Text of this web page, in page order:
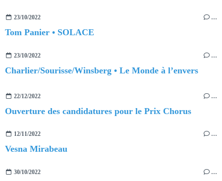
23/10/2022 …
Tom Panier • SOLACE
23/10/2022 …
Charlier/Sourisse/Winsberg • Le Monde à l’envers
22/12/2022 …
Ouverture des candidatures pour le Prix Chorus
12/11/2022 …
Vesna Mirabeau
30/10/2022 …